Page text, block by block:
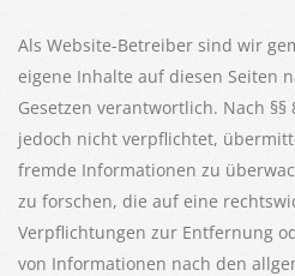
Als Website-Betreiber sind wir
eigene Inhalte auf diesen Seiten
Gesetzen verantwortlich. Nach
jedoch nicht verpflichtet,
fremde Informationen zu
zu forschen, die auf eine
Verpflichtungen zur Entfernung
von Informationen nach den